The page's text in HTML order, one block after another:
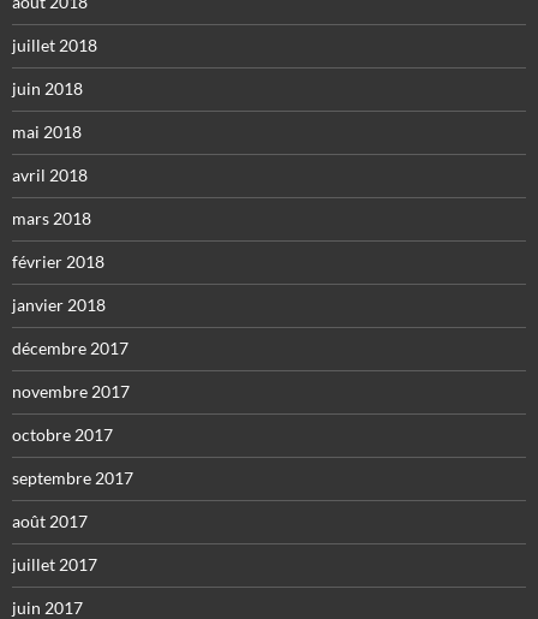
juillet 2018
juin 2018
mai 2018
avril 2018
mars 2018
février 2018
janvier 2018
décembre 2017
novembre 2017
octobre 2017
septembre 2017
août 2017
juillet 2017
juin 2017